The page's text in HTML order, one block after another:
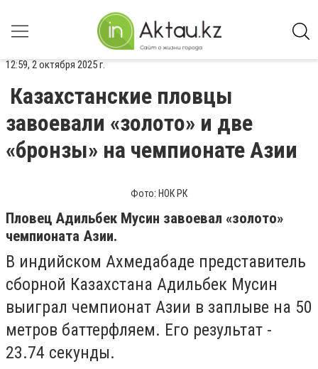
12:59, 2 октября 2025 г.
Казахстанские пловцы
завоевали «золото» и две
«бронзы» на чемпионате Азии
Фото: НОК РК
Пловец Адильбек Мусин завоевал «золото»
чемпионата Азии.
В индийском Ахмедабаде представитель
сборной Казахстана Адильбек Мусин
выиграл чемпионат Азии в заплыве на 50
метров баттерфляем. Его результат -
23.74 секунды.